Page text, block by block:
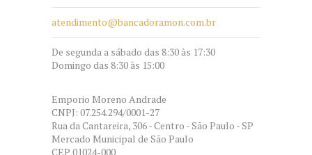
atendimento@bancadoramon.com.br
De segunda a sábado das 8:30 às 17:30
Domingo das 8:30 às 15:00
Emporio Moreno Andrade
CNPJ: 07.254.294/0001-27
Rua da Cantareira, 306 - Centro - São Paulo - SP
Mercado Municipal de São Paulo
CEP 01024-000